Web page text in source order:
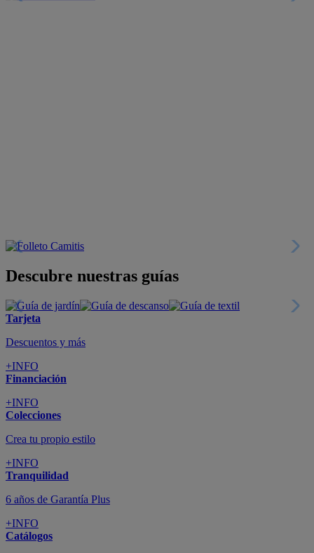
Descubre nuestras guías
Tarjeta
Descuentos y más
+INFO
Financiación
+INFO
Colecciones
Crea tu propio estilo
+INFO
Tranquilidad
6 años de Garantía Plus
+INFO
Catálogos